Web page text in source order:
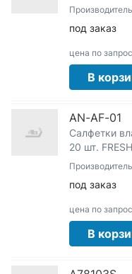
под заказ
цена по
В
AN-AF-01
Салфетки
20 шт. FRESH
под заказ
цена по
В